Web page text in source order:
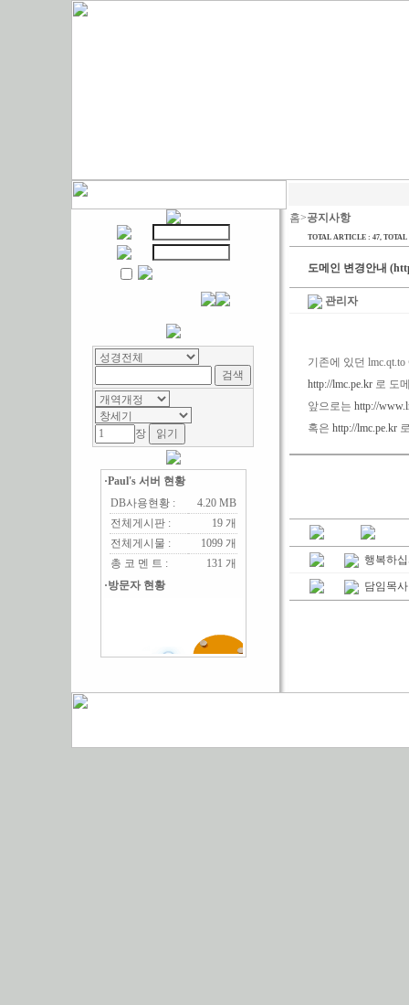
장
·Paul's 서버 현황
DB사용현황 :
4.20 MB
전체게시판 :
19 개
전체게시물 :
1099 개
총 코 멘 트 :
131 개
·방문자 현황
홈>공지사항
TOTAL ARTICLE : 47, TOTAL
도메인 변경안내
관리자
기존에 있던
http://lmc.pe.kr로 도
앞으로는 http://
혹은 http://lmc.pe.kr
행복하
담임목